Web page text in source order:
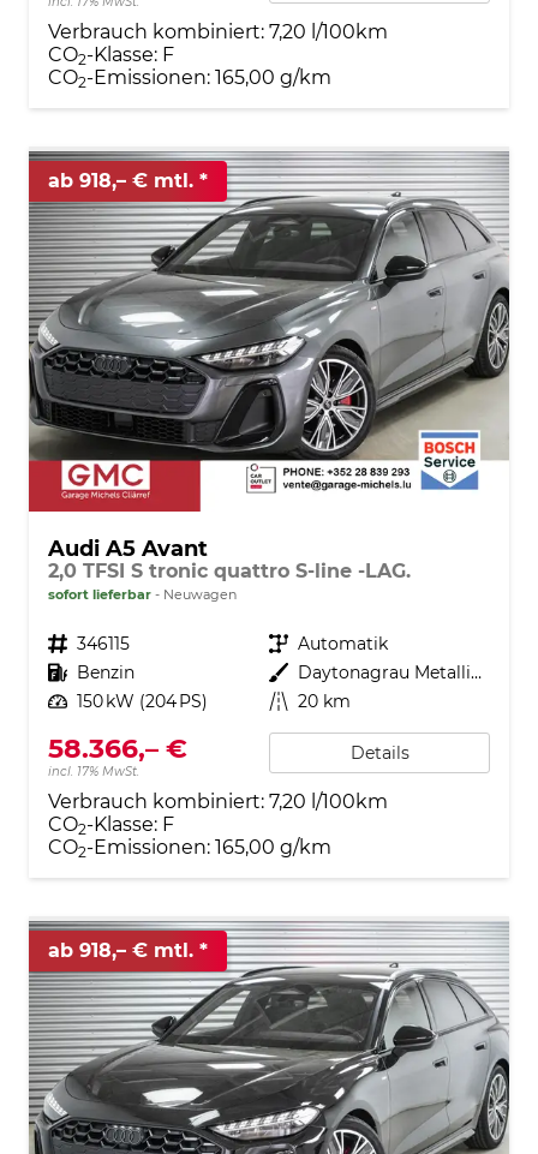
Verbrauch kombiniert: 7,20 l/100km
CO2-Klasse: F
CO2-Emissionen: 165,00 g/km
ab 918,– € mtl.
Audi A5 Avant
2,0 TFSI S tronic quattro S-line -LAG.
sofort lieferbar Neuwagen
Fahrzeugnr. 346115 Getriebe Automatik
Kraftstoff Benzin Außenfarbe
Daytonagrau Metallic (6Y)
Leistung 150 kW (204 PS) Kilometerstand 20 km
58.366,– €
incl. 17% MwSt.
Details
Verbrauch kombiniert: 7,20 l/100km
CO2-Klasse: F
CO2-Emissionen: 165,00 g/km
ab 918,– € mtl.